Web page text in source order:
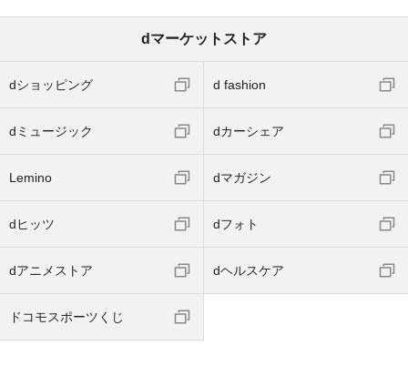
dマーケットストア
dショッピング d fashion
dミュージック dカーシェア
Lemino dマガジン
dヒッツ dフォト
dアニメストア dヘルスケア
ドコモスポーツくじ